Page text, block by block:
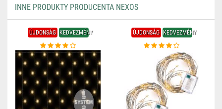
INNE PRODUKTY PRODUCENTA NEXOS
ÚJDONSÁG KEDVEZMÉNY ÚJDONSÁG KEDVEZMÉNY